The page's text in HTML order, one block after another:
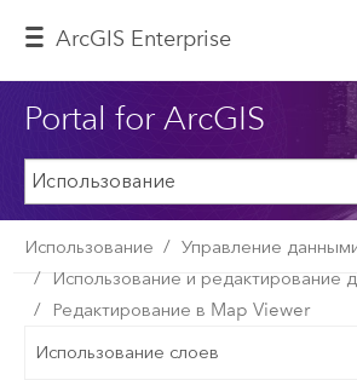
ArcGIS Enterprise
Portal for ArcGIS
Использование
Управление
Использование и редактирование
Редактирование в Map Viewer
Использование слоев